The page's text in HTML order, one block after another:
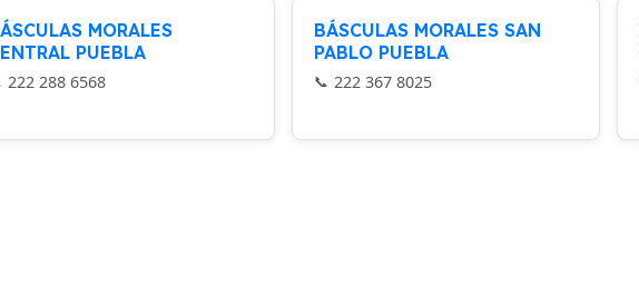
MORALES
PUEBLA
222 288 6568
BÁSCULAS MORALES SAN
PABLO PUEBLA
222 367 8025